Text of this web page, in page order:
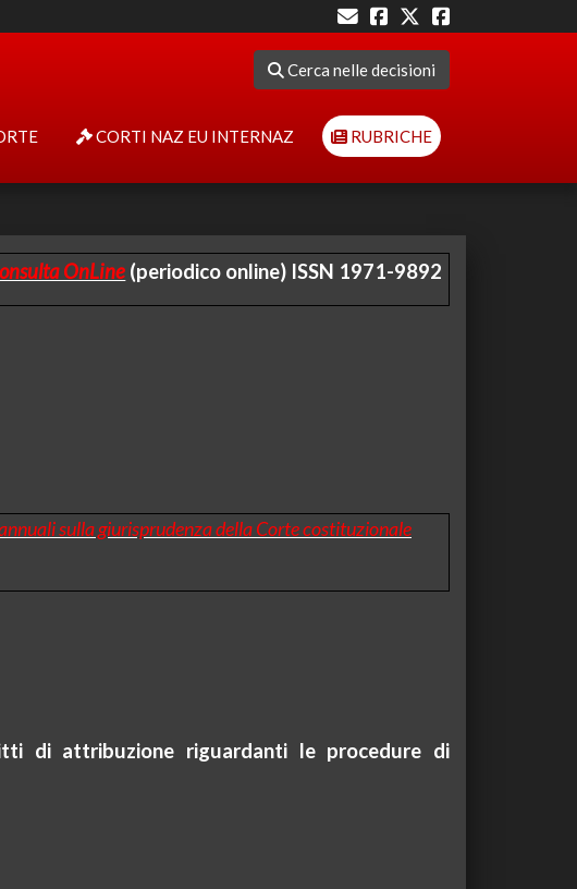
Cerca nelle decisioni
CORTI NAZ EU INTERNAZ RUBRICHE
OnLine (periodico online) ISSN 1971-9892
sulla giurisprudenza della Corte costituzionale
di attribuzione riguardanti le procedure di